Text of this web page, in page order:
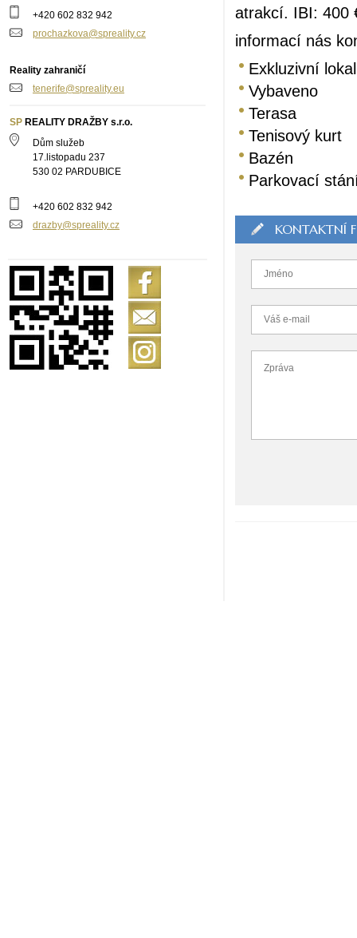
+420 602 832 942
prochazkova@spreality.cz
Reality zahraničí
tenerife@spreality.eu
SP REALITY DRAŽBY s.r.o.
Dům služeb
17.listopadu 237
530 02 PARDUBICE
+420 602 832 942
drazby@spreality.cz
atrakcí. IBI: 400
informací nás
Exkluzivní
Vybaveno
Terasa
Tenisový kurt
Bazén
Parkovací
KONTAKTNÍ